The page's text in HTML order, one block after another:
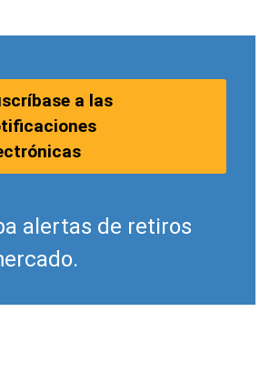
a las
alertas de retiros